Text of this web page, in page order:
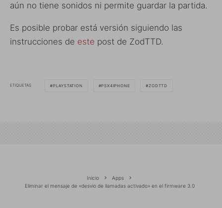
aún no tiene sonidos ni permite guardar la partida.
Es posible probar está versión siguiendo las
instrucciones de este post de ZodTTD.
ETIQUETAS PLAYSTATION PSX4IPHONE ZODTTD
Inicio
Apps
Eliminar el mensaje de «desvio de llamadas activado» en el firmware 3.0